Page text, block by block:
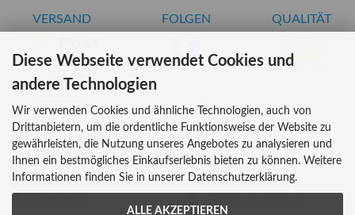
VERSAND FOLGEN QUALITÄT
AT-BIO-401
INFORMATIONEN
Über uns
Versandkosten
Lieferzeiten
ZAHLUNG
Kreditkarte
Diese Webseite verwendet Cookies und
andere Technologien
Wir verwenden Cookies und ähnliche Technologien, auch von
Drittanbietern, um die ordentliche Funktionsweise der Website zu
gewährleisten, die Nutzung unseres Angebotes zu analysieren und
Ihnen ein bestmögliches Einkaufserlebnis bieten zu können. Weitere
Informationen finden Sie in unserer Datenschutzerklärung.
ALLE AKZEPTIEREN